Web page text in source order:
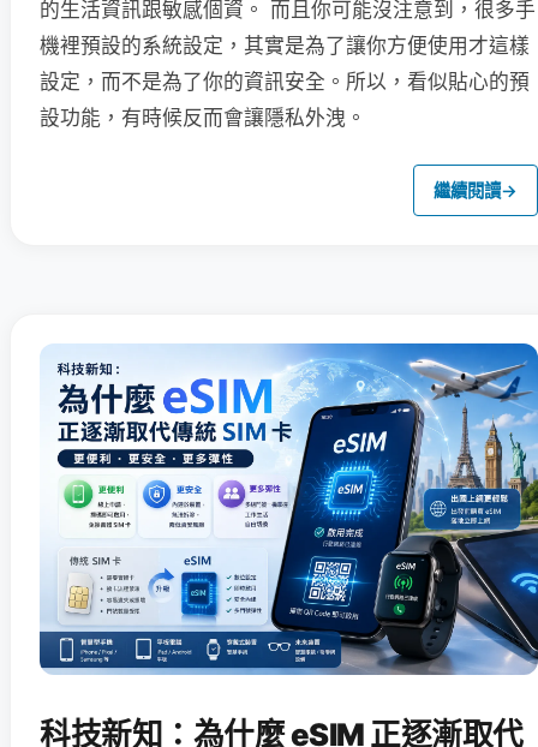
的生活資訊跟敏感個資。 而且你可能沒注意到，很多手
機裡預設的系統設定，其實是為了讓你方便使用才這樣
設定，而不是為了你的資訊安全。所以，看似貼心的預
設功能，有時候反而會讓隱私外洩。
繼續閱讀→
科技新知：為什麼 eSIM 正逐漸取代